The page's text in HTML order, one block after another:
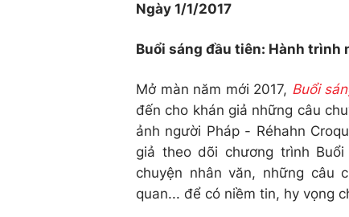
Ngày 1/1/2017
Buổi sáng đầu tiên: Hành trình
Mở màn năm mới 2017, Buổi
đến cho khán giả những câu
ảnh người Pháp - Réhahn
giả theo dõi chương trình
chuyện nhân văn, những câu
quan... để có niềm tin, hy vọng